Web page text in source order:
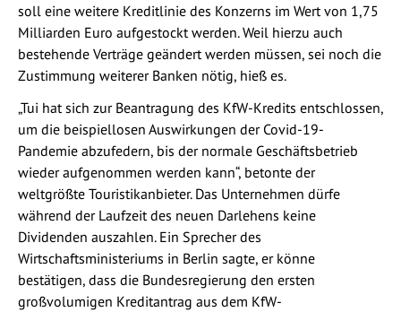
soll eine weitere Kreditlinie des Konzerns im Wert von 1,75
Milliarden Euro aufgestockt werden. Weil hierzu auch
bestehende Verträge geändert werden müssen, sei noch die
Zustimmung weiterer Banken nötig, hieß es.
„Tui hat sich zur Beantragung des KfW-Kredits entschlossen,
um die beispiellosen Auswirkungen der Covid-19-
Pandemie abzufedern, bis der normale Geschäftsbetrieb
wieder aufgenommen werden kann“, betonte der
weltgrößte Touristikanbieter. Das Unternehmen dürfe
während der Laufzeit des neuen Darlehens keine
Dividenden auszahlen. Ein Sprecher des
Wirtschaftsministeriums in Berlin sagte, er könne
bestätigen, dass die Bundesregierung den ersten
großvolumigen Kreditantrag aus dem KfW-